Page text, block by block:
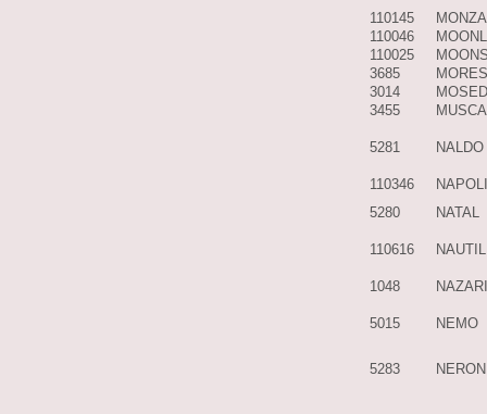
110145
110046
110025
3685
3014
3455
MUSCA
5281 NALDO
110346
NAPOLI
5280
NATAL
110616
1048
5015 NEMO
5283 NERON